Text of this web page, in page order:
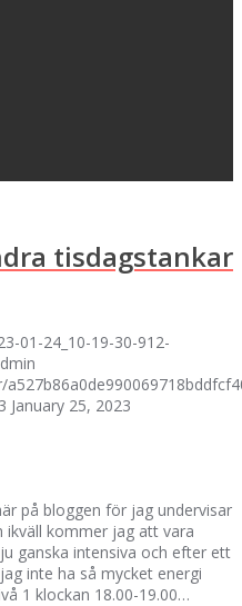
tisdagstankar
01-24_10-19-30-912-
January 25, 2023
på bloggen för jag undervisar
ikväll kommer jag att vara
ganska intensiva och efter ett
inte ha så mycket energi
1 klockan 18.00-19.00…